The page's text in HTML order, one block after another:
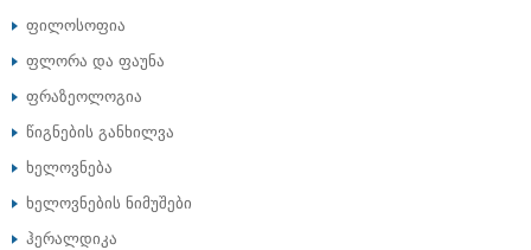
ფილოსოფია
ფლორა და ფაუნა
ფრაზეოლოგია
წიგნების განხილვა
ხელოვნება
ხელოვნების ნიმუშები
ჰერალდიკა